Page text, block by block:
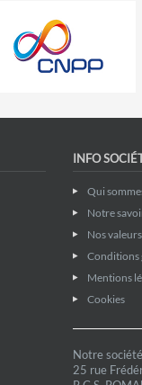
INFO
Qui
Notre
Nos valeurs
Conditions
Mentions
Cookies
Notre
25 rue